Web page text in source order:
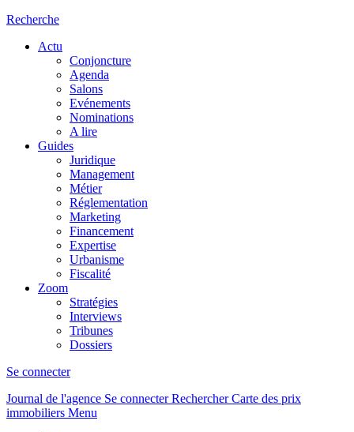
Recherche
Actu
Conjoncture
Agenda
Salons
Evénements
Nominations
A lire
Guides
Juridique
Management
Métier
Réglementation
Marketing
Financement
Expertise
Urbanisme
Fiscalité
Zoom
Stratégies
Interviews
Tribunes
Dossiers
Se connecter
Journal de l'agence Se connecterRechercher Carte des prix
immobiliers Menu